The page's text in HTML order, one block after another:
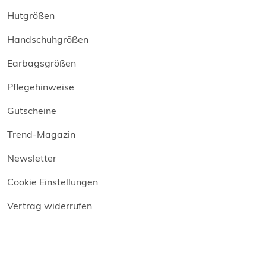
Hutgrößen
Handschuhgrößen
Earbagsgrößen
Pflegehinweise
Gutscheine
Trend-Magazin
Newsletter
Cookie Einstellungen
Vertrag widerrufen